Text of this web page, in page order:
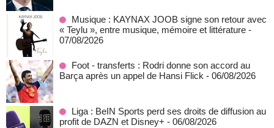
Musique : KAYNAX JOOB signe son retour avec
« Teylu », entre musique, mémoire et littérature -
07/08/2026
Foot - transferts : Rodri donne son accord au
Barça après un appel de Hansi Flick - 06/08/2026
Liga : BeIN Sports perd ses droits de diffusion au
profit de DAZN et Disney+ - 06/08/2026